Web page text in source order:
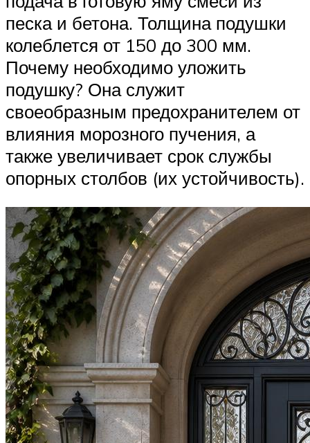
песка и бетона. Толщина подушки
колеблется от 150 до 300 мм.
Почему необходимо уложить
подушку? Она служит
своеобразным предохранителем от
влияния морозного пучения, а
также увеличивает срок службы
опорных столбов (их устойчивость).